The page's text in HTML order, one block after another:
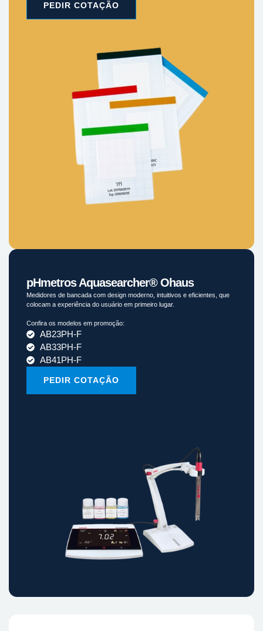
PEDIR COTAÇÃO
pHmetros Aquasearcher® Ohaus
Medidores de bancada com design moderno, intuitivos e eficientes, que
colocam a experiência do usuário em primeiro lugar.
Confira os modelos em promoção:
AB23PH-F
AB33PH-F
AB41PH-F
PEDIR COTAÇÃO